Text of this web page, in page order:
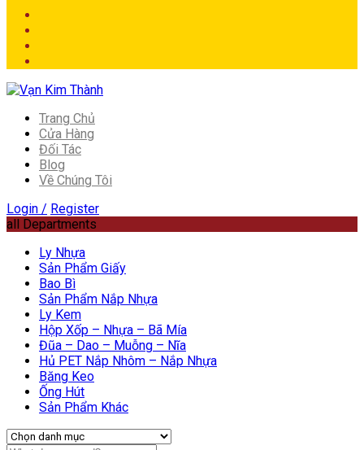
Trang Chủ
Cửa Hàng
Đối Tác
Blog
Về Chúng Tôi
Login / Register
all Departments
Ly Nhựa
Sản Phẩm Giấy
Bao Bì
Sản Phẩm Nắp Nhựa
Ly Kem
Hộp Xốp – Nhựa – Bã Mía
Đũa – Dao – Muỗng – Nĩa
Hủ PET Nắp Nhôm – Nắp Nhựa
Băng Keo
Ống Hút
Sản Phẩm Khác